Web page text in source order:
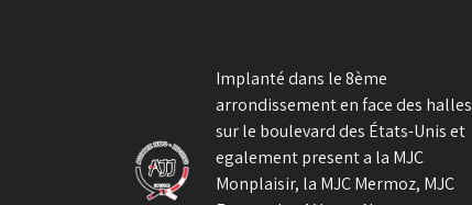
Implanté dans le 8ème
arrondissement en face des halles
sur le boulevard des États-Unis et
egalement present a la MJC
Monplaisir, la MJC Mermoz, MJC